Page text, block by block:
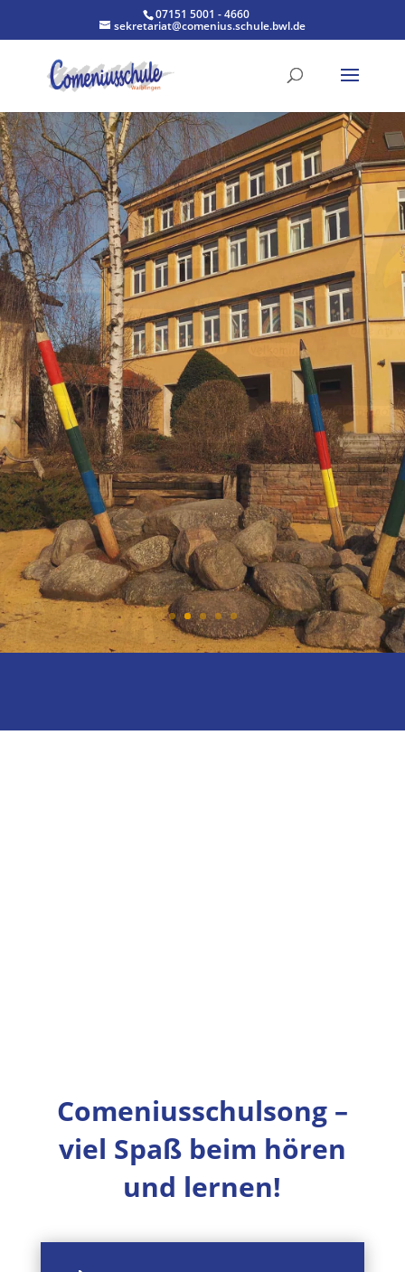
07151 5001 - 4660
sekretariat@comenius.schule.bwl.de
Comeniusschulsong –
viel Spaß beim hören
und lernen!